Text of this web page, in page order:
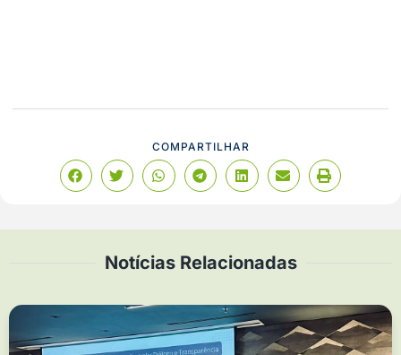
COMPARTILHAR
Notícias Relacionadas